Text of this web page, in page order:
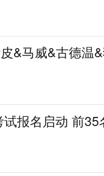
&马威&古德温
报名启动 前35